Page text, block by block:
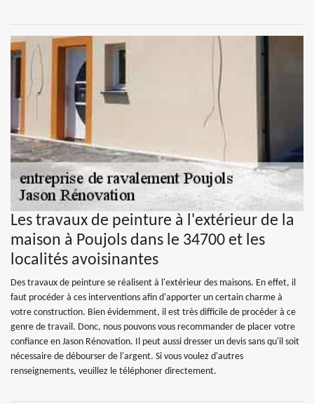
Les travaux de peinture à l'extérieur de la
maison à Poujols dans le 34700 et les
localités avoisinantes
Des travaux de peinture se réalisent à l'extérieur des maisons. En effet, il
faut procéder à ces interventions afin d'apporter un certain charme à
votre construction. Bien évidemment, il est très difficile de procéder à ce
genre de travail. Donc, nous pouvons vous recommander de placer votre
confiance en Jason Rénovation. Il peut aussi dresser un devis sans qu'il soit
nécessaire de débourser de l'argent. Si vous voulez d'autres
renseignements, veuillez le téléphoner directement.